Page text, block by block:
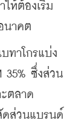
ห้ต้องเริ่ม
นาคต
ทาโกรแบ่ง
35% ซึ่งส่วน
ตลาด
ดส่วนแบรนด์